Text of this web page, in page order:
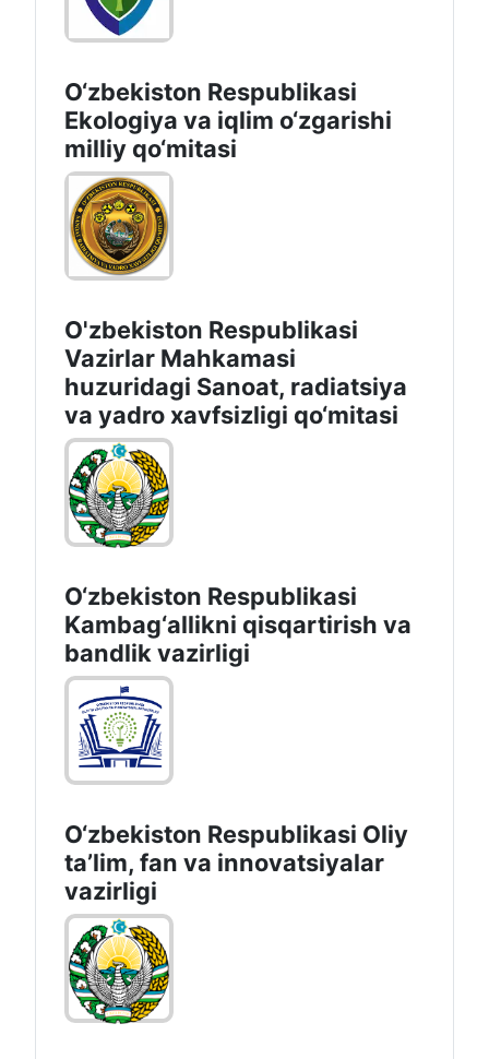
O‘zbekiston Respublikasi
Ekologiya va iqlim o‘zgarishi
milliy qo‘mitasi
O'zbekiston Respublikasi
Vazirlar Mahkamasi
huzuridagi Sanoat, radiatsiya
va yadro xavfsizligi qo‘mitasi
O‘zbekiston Respublikasi
Kambag‘allikni qisqartirish va
bandlik vazirligi
O‘zbekiston Respublikasi Oliy
taʼlim, fan va innovatsiyalar
vazirligi